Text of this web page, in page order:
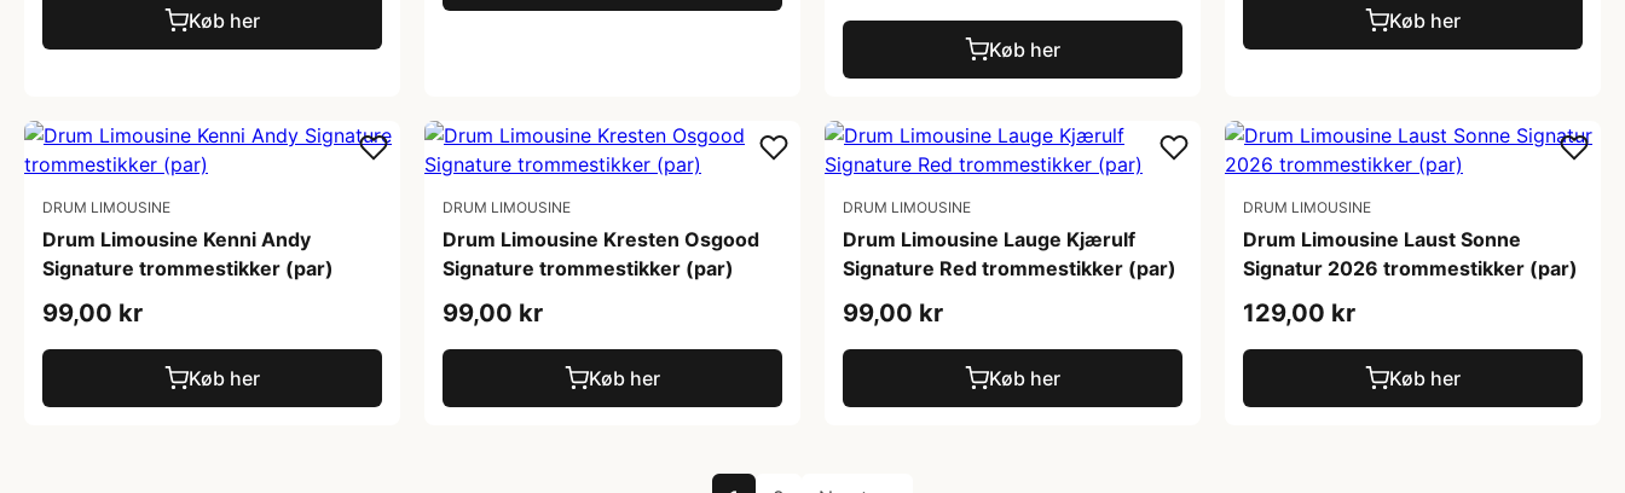
Køb her
Køb her
Køb her
DRUM LIMOUSINE
Drum Limousine Kenni Andy
Signature trommestikker (par)
99,00 kr
Køb her
DRUM LIMOUSINE
Drum Limousine Kresten Osgood
Signature trommestikker (par)
99,00 kr
Køb her
DRUM LIMOUSINE
Drum Limousine Lauge Kjærulf
Signature Red trommestikker (par)
99,00 kr
Køb her
DRUM LIMOUSINE
Drum Limousine Laust Sonne
Signatur 2026 trommestikker (par)
129,00 kr
Køb her